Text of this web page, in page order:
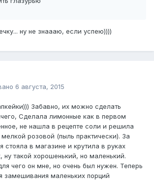
ну не знаааю, если успею))))
6 августа, 2015
Забавно, их можно сделать
Сделала лимонные как в первом
не нашла в рецепте соли и решила
розовой (пыль практически). За
стояла в магазине и крутила в руках
ну такой хорошенький, но маленький.
чего он мне, но очень был нужен. Теперь
замешивания маленьких порций